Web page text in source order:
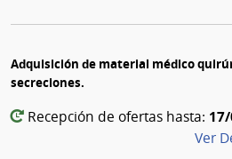
Adquisición de material médico
secreciones.
Recepción de ofertas hasta:
Ver